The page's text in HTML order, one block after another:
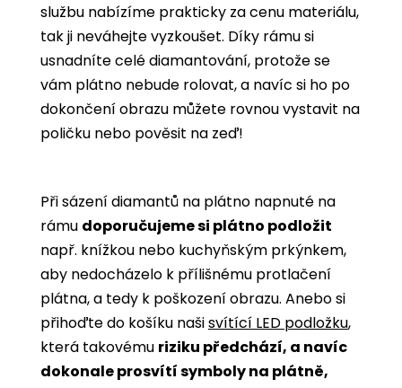
službu nabízíme prakticky za cenu materiálu,
tak ji neváhejte vyzkoušet. Díky rámu si
usnadníte celé diamantování, protože se
vám plátno nebude rolovat, a navíc si ho po
dokončení obrazu můžete rovnou vystavit na
poličku nebo pověsit na zeď!
Při sázení diamantů na plátno napnuté na
rámu doporučujeme si plátno podložit
např. knížkou nebo kuchyňským prkýnkem,
aby nedocházelo k přílišnému protlačení
plátna, a tedy k poškození obrazu. Anebo si
přihoďte do košíku našisvítící LED podložku,
která takovému riziku předchází, a navíc
dokonale prosvítí symboly na plátně,